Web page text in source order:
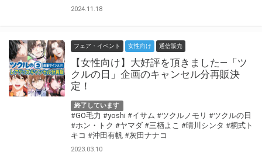
2024.11.18
フェア・イベント 女性向け 通信販売
【女性向け】大好評を頂きました―「ツ
クルの日」企画のキャンセル分再販決
定！
終了しています
#GO毛力 #yoshi #イサム #ツクルノモリ #ツクルの日
#ホン・トク #ヤマダ #三栖よこ #晴川シンタ #桐式ト
キコ #沖田有帆 #灰田ナナコ
2023.03.10